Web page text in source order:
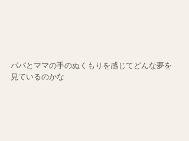
パパとママの手のぬくもりを感じてどんな夢を
見ているのかな